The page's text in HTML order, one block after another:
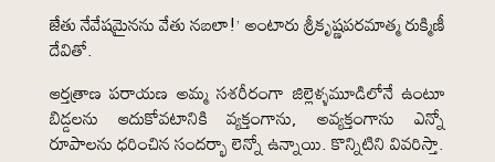
జేతు నేవేషమైనను వేతు నబలా!’ అంటారు శ్రీకృష్ణపరమాత్మ రుక్మిణీ
దేవితో.
ఆర్తత్రాణ పరాయణ అమ్మ సశరీరంగా జిల్లెళ్ళమూడిలోనే ఉంటూ
బిడ్డలను ఆదుకోవటానికి వ్యక్తంగాను, అవ్యక్తంగాను ఎన్నో
రూపాలను ధరించిన సందర్భా లెన్నో ఉన్నాయి. కొన్నిటిని వివరిస్తా.